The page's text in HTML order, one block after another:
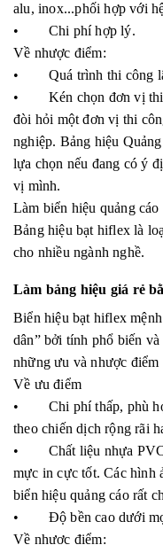
alu, inox...phối hợp với
• Chi phí hợp lý.
Về nhược điểm:
• Quá trình thi công
• Kén chọn đơn vị thi
đòi hỏi một đơn vị thi
nghiệp. Bảng hiệu
lựa chọn nếu đang có ý
vị mình.
Làm biển hiệu quảng
Bảng hiệu bạt hiflex là
cho nhiều ngành nghề.
Làm bảng hiệu giá rẻ
Biển hiệu bạt hiflex
dân” bởi tính phổ biến
những ưu và nhược điểm
Về ưu điểm
• Chi phí thấp, phù
theo chiến dịch rộng rãi
• Chất liệu nhựa PVC
mực in cực tốt. Các hình
biển hiệu quảng cáo rất
• Độ bền cao dưới
Về nhược điểm: